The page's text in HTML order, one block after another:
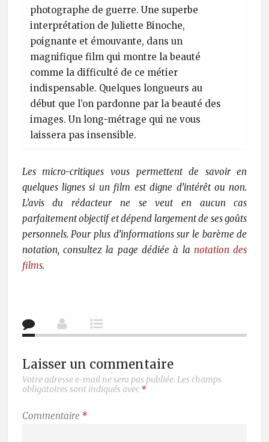
photographe de guerre. Une superbe
interprétation de Juliette Binoche,
poignante et émouvante, dans un
magnifique film qui montre la beauté
comme la difficulté de ce métier
indispensable. Quelques longueurs au
début que l’on pardonne par la beauté des
images. Un long-métrage qui ne vous
laissera pas insensible.
Les micro-critiques vous permettent de savoir en
quelques lignes si un film est digne d’intérêt ou non.
L’avis du rédacteur ne se veut en aucun cas
parfaitement objectif et dépend largement de ses goûts
personnels. Pour plus d’informations sur le barème de
notation, consultez la page dédiée à lanotation des
films.
Laisser un commentaire
Votre adresse e-mail ne sera pas publiée. Les champs
obligatoires sont indiqués avec *
Commentaire *